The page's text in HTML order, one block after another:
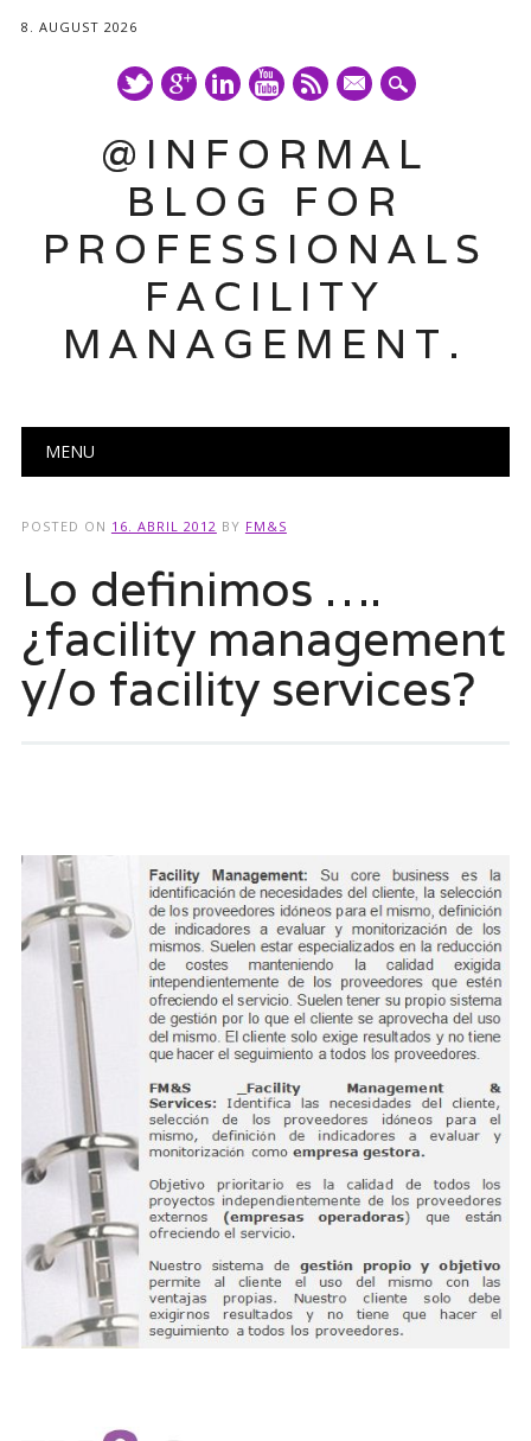
8. AUGUST 2026
mail
@INFORMAL
BLOG FOR
PROFESSIONALS
FACILITY
MANAGEMENT.
Main menu
MENU
POSTED ON 16. ABRIL 2012 BY FM&S
Lo definimos ….
¿facility management
y/o facility services?